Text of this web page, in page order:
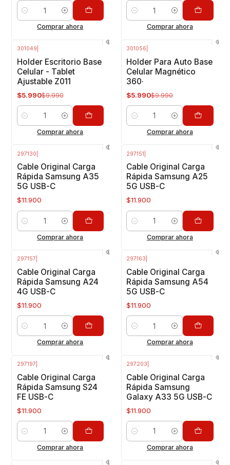
Cantidad
Comprar ahora
Cantidad
Comprar ahora
301049
Holder Escritorio Base
Celular - Tablet
Ajustable Z011
$5.990$9.990
Cantidad
Comprar ahora
301056
Holder Para Auto Base
Celular Magnético
360·
$5.990$9.990
Cantidad
Comprar ahora
297130
Cable Original Carga
Rápida Samsung A35
5G USB-C
$11.900
Cantidad
Comprar ahora
297151
Cable Original Carga
Rápida Samsung A25
5G USB-C
$11.900
Cantidad
Comprar ahora
297157
Cable Original Carga
Rápida Samsung A24
4G USB-C
$11.900
Cantidad
Comprar ahora
297163
Cable Original Carga
Rápida Samsung A54
5G USB-C
$11.900
Cantidad
Comprar ahora
297197
Cable Original Carga
Rápida Samsung S24
FE USB-C
$11.900
Cantidad
Comprar ahora
297203
Cable Original Carga
Rápida Samsung
Galaxy A33 5G USB-C
$11.900
Cantidad
Comprar ahora